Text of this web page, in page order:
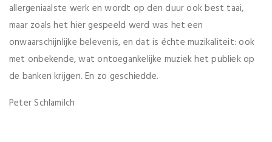
allergeniaalste werk en wordt op den duur ook best taai,
maar zoals het hier gespeeld werd was het een
onwaarschijnlijke belevenis, en dat is échte muzikaliteit: ook
met onbekende, wat ontoegankelijke muziek het publiek op
de banken krijgen. En zo geschiedde.
Peter Schlamilch